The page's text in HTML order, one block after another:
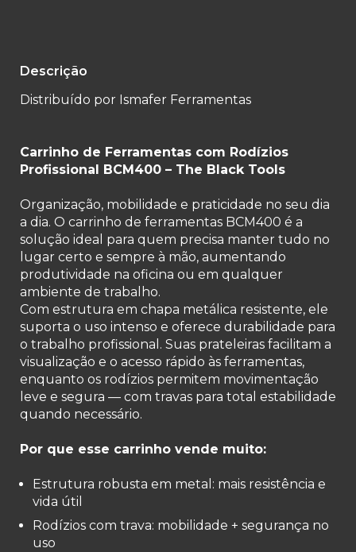
Descrição
Distribuído por Ismafer Ferramentas
Carrinho de Ferramentas com Rodízios
Profissional BCM400 – The Black Tools
Organização, mobilidade e praticidade no seu dia
a dia. O carrinho de ferramentas BCM400 é a
solução ideal para quem precisa manter tudo no
lugar certo e sempre à mão, aumentando
produtividade na oficina ou em qualquer
ambiente de trabalho.
Com estrutura em chapa metálica resistente, ele
suporta o uso intenso e oferece durabilidade para
o trabalho profissional. Suas prateleiras facilitam a
visualização e o acesso rápido às ferramentas,
enquanto os rodízios permitem movimentação
leve e segura — com travas para total estabilidade
quando necessário.
Por que esse carrinho vende muito:
Estrutura robusta em metal: mais resistência e
vida útil
Rodízios com trava: mobilidade + segurança no
uso